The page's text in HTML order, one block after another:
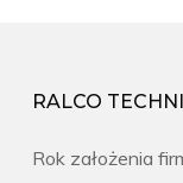
RALCO
Rok założenia